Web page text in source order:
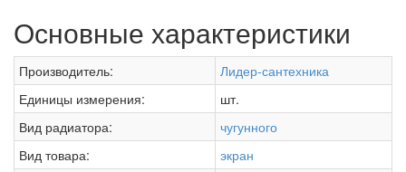
Основные характеристики
Производитель:
Лидер-сантехника
Единицы измерения:
шт.
Вид радиатора:
чугунного
Вид товара:
экран